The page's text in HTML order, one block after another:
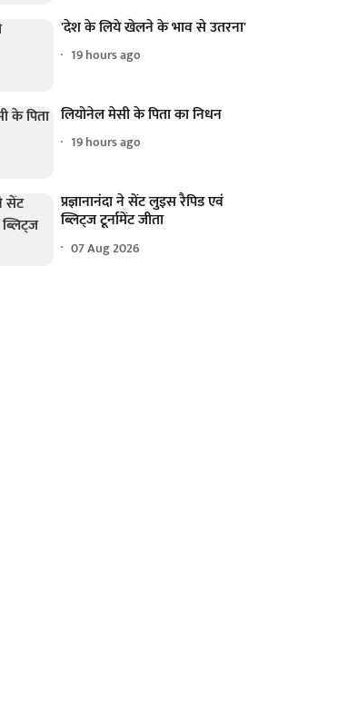
'देश के लिये खेलने के भाव से उतरना'
19 hours ago
लियोनेल मेसी के पिता का निधन
19 hours ago
प्रज्ञानानंदा ने सेंट लुइस रैपिड एवं
ब्लिट्ज टूर्नामेंट जीता
07 Aug 2026